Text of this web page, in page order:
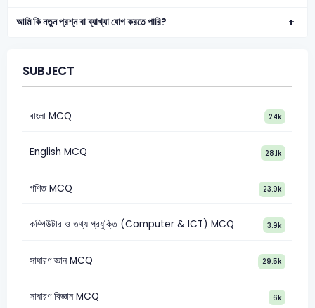
আমি কি নতুন প্রশ্ন বা ব্যাখ্যা যোগ করতে পারি?
SUBJECT
বাংলা MCQ 24k
English MCQ 28.1k
গণিত MCQ 23.9k
কম্পিউটার ও তথ্য প্রযুক্তি (Computer & ICT) MCQ 3.9k
সাধারণ জ্ঞান MCQ 29.5k
সাধারণ বিজ্ঞান MCQ 6k